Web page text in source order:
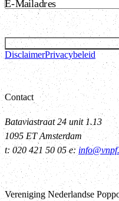
E-Mailadres
DisclaimerPrivacybeleid
Contact
Bataviastraat 24 unit 1.13
1095 ET Amsterdam
t: 020 421 50 05 e:
Vereniging Nederlandse